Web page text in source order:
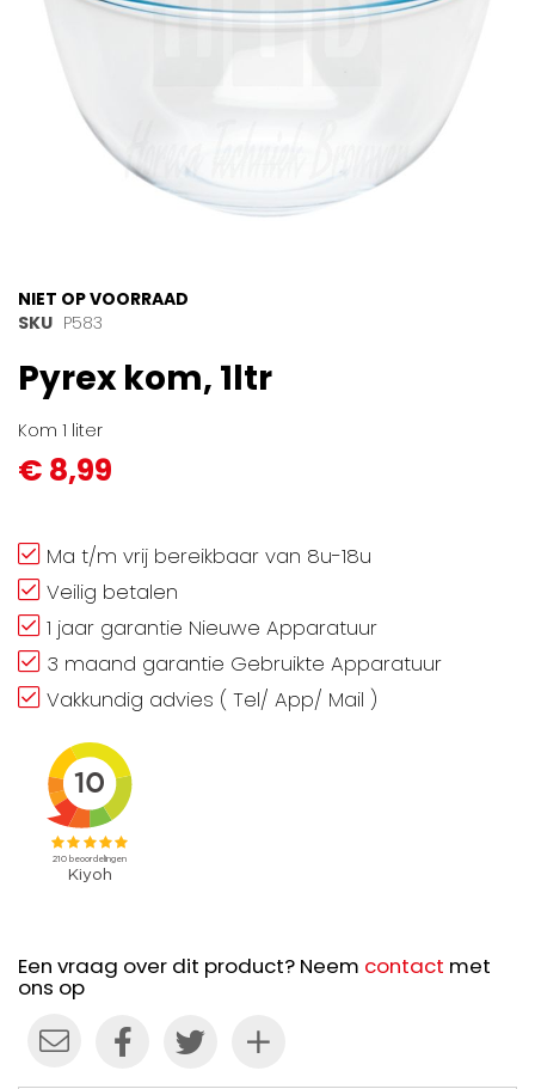
Ga
naar
begin
van
afbeeldingen-
gallerij
NIET OP VOORRAAD
SKU P583
Pyrex kom, 1ltr
Kom 1 liter
€ 8,99
Ma t/m vrij bereikbaar van 8u-18u
Veilig betalen
1 jaar garantie Nieuwe Apparatuur
3 maand garantie Gebruikte Apparatuur
Vakkundig advies ( Tel/ App/ Mail )
Een vraag over dit product? Neem contact met
ons op